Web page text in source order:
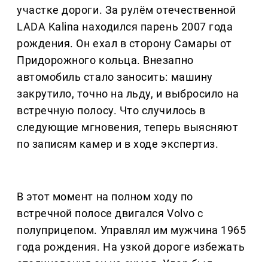
участке дороги. За рулём отечественной
LADA Kalina находился парень 2007 года
рождения. Он ехал в сторону Самары от
Придорожного кольца. Внезапно
автомобиль стало заносить: машину
закрутило, точно на льду, и выбросило на
встречную полосу. Что случилось в
следующие мгновения, теперь выясняют
по записям камер и в ходе экспертиз.
В этот момент на полном ходу по
встречной полосе двигался Volvo с
полуприцепом. Управлял им мужчина 1965
года рождения. На узкой дороге избежать